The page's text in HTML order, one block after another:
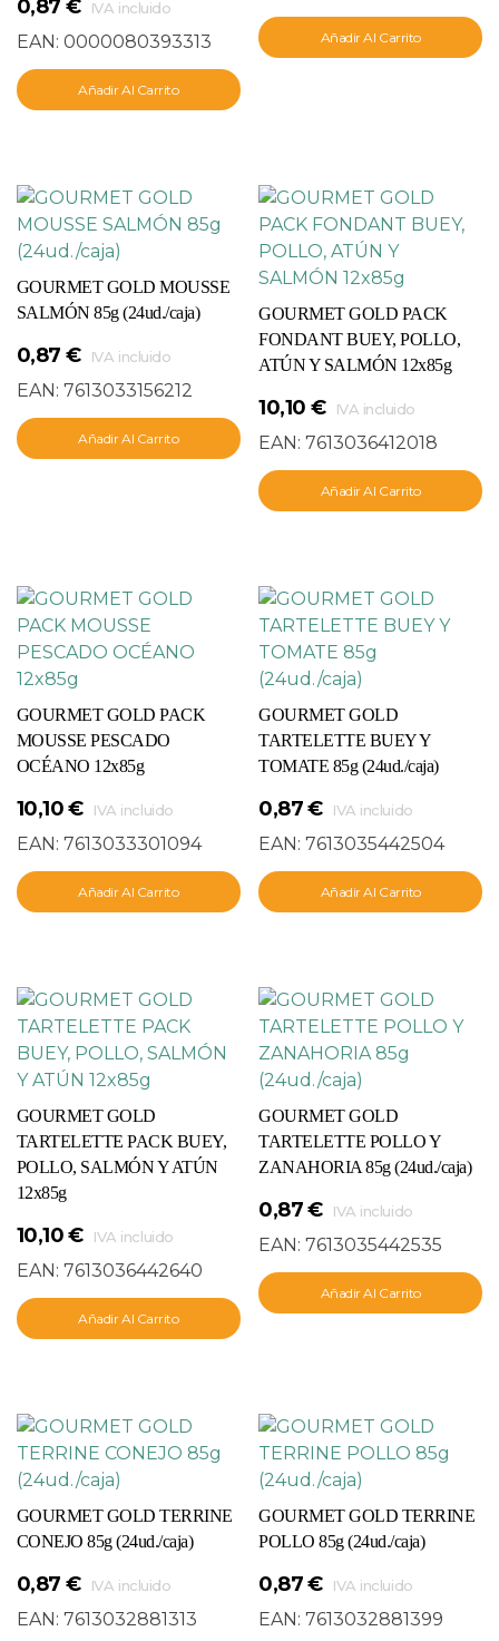
0,87 € IVA incluido
EAN: 0000080393313
Añadir Al Carrito
Añadir Al Carrito
GOURMET GOLD MOUSSE
SALMÓN 85g (24ud./caja)
0,87 € IVA incluido
EAN: 7613033156212
Añadir Al Carrito
GOURMET GOLD PACK
FONDANT BUEY, POLLO,
ATÚN Y SALMÓN 12x85g
10,10 € IVA incluido
EAN:7613036412018
Añadir Al Carrito
GOURMET GOLD PACK
MOUSSE PESCADO
OCÉANO 12x85g
10,10€ IVA incluido
EAN: 7613033301094
Añadir Al Carrito
GOURMET GOLD
TARTELETTE BUEY Y
TOMATE 85g (24ud./caja)
0,87€ IVA incluido
EAN:7613035442504
Añadir Al Carrito
GOURMET GOLD
TARTELETTE PACK BUEY,
POLLO, SALMÓN Y ATÚN
12x85g
10,10€ IVA incluido
EAN: 7613036442640
Añadir Al Carrito
GOURMET GOLD
TARTELETTE POLLO Y
ZANAHORIA 85g (24ud./caja)
0,87€ IVA incluido
EAN:7613035442535
Añadir Al Carrito
GOURMET GOLD TERRINE
CONEJO 85g (24ud./caja)
0,87 € IVA incluido
EAN: 7613032881313
GOURMET GOLD TERRINE
POLLO 85g (24ud./caja)
0,87€ IVA incluido
EAN:7613032881399